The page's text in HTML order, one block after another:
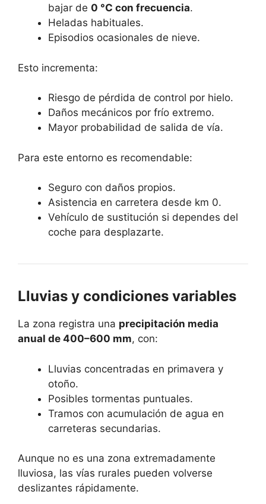
bajar de 0 °C con frecuencia.
Heladas habituales.
Episodios ocasionales de nieve.
Esto incrementa:
Riesgo de pérdida de control por hielo.
Daños mecánicos por frío extremo.
Mayor probabilidad de salida de vía.
Para este entorno es recomendable:
Seguro con daños propios.
Asistencia en carretera desde km 0.
Vehículo de sustitución si dependes del
coche para desplazarte.
Lluvias y condiciones variables
La zona registra una precipitación media
anual de 400–600 mm, con:
Lluvias concentradas en primavera y
otoño.
Posibles tormentas puntuales.
Tramos con acumulación de agua en
carreteras secundarias.
Aunque no es una zona extremadamente
lluviosa, las vías rurales pueden volverse
deslizantes rápidamente.